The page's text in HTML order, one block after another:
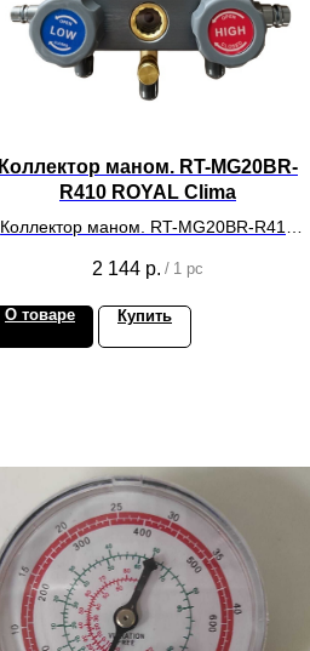
Коллектор маном. RT-MG20BR-
R410 ROYAL Clima
Коллектор маном. RT-MG20BR-R410
2 144 р. / 1 pc
О товаре Купить